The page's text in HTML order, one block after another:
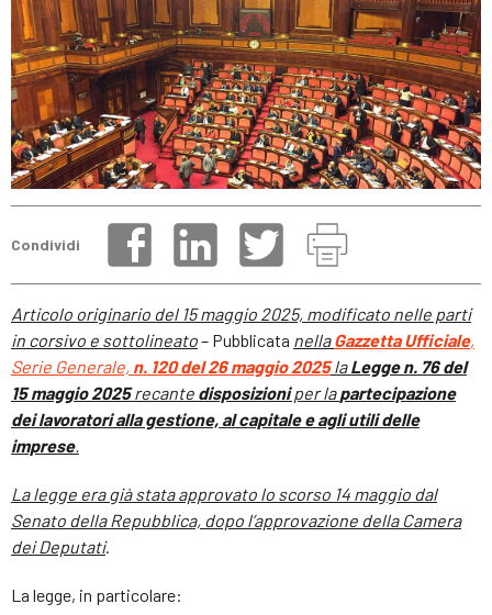
Condividi
Articolo originario del 15 maggio 2025, modificato nelle parti
in corsivo e sottolineato– Pubblicata nellaGazzetta Ufficiale,
Serie Generale, n. 120 del 26 maggio 2025laLegge n. 76 del
15 maggio 2025recante disposizioniper lapartecipazione
dei lavoratori alla gestione, al capitale e agli utili delle
imprese.
La legge era già stata approvato lo scorso 14 maggio dal
Senato della Repubblica, dopo l’approvazione della Camera
dei Deputati.
La legge, in particolare: